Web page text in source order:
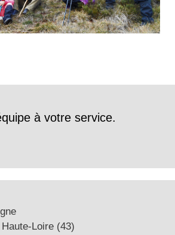
à votre service.
Haute-Loire (43)